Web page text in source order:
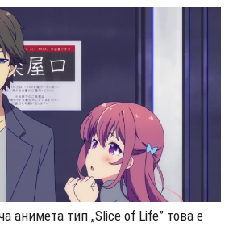
анимета тип „Slice of Life” това е